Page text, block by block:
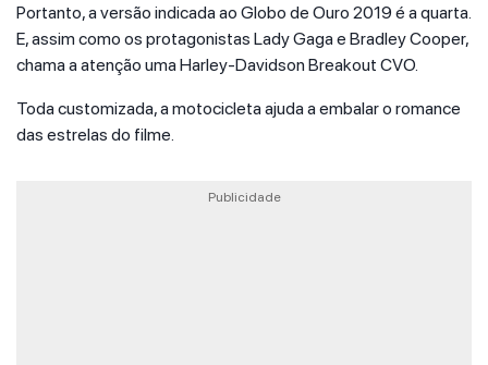
Portanto, a versão indicada ao Globo de Ouro 2019 é a quarta.
E, assim como os protagonistas Lady Gaga e Bradley Cooper,
chama a atenção uma Harley-Davidson Breakout CVO.
Toda customizada, a motocicleta ajuda a embalar o romance
das estrelas do filme.
Publicidade